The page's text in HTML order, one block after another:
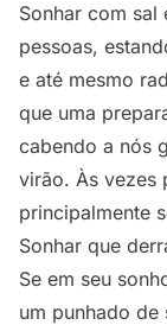
Sonhar com sal
pessoas,
e até mesmo
que uma
cabendo a nós
virão. Às vezes
principalmente
Sonhar que
Se em seu
um punhado de